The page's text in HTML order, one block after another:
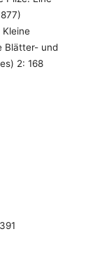
Blätter- und
2: 168